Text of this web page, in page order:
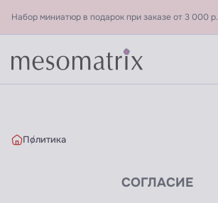
Набор миниатюр в подарок при заказе от 3 000 р.
Политика
СОГЛАСИЕ